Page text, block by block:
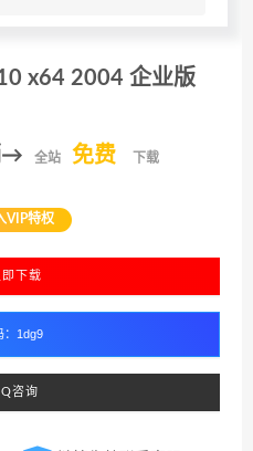
x64 2004 企业版
→ 全站 免费 下载
VIP特权
即下载
咨询